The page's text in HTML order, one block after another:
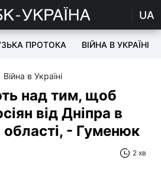
UA
ПРОТОКА ВІЙНА В УКРАЇНІ
Війна в Україні
над тим, щоб
від Дніпра в
області, - Гуменюк
2 хв